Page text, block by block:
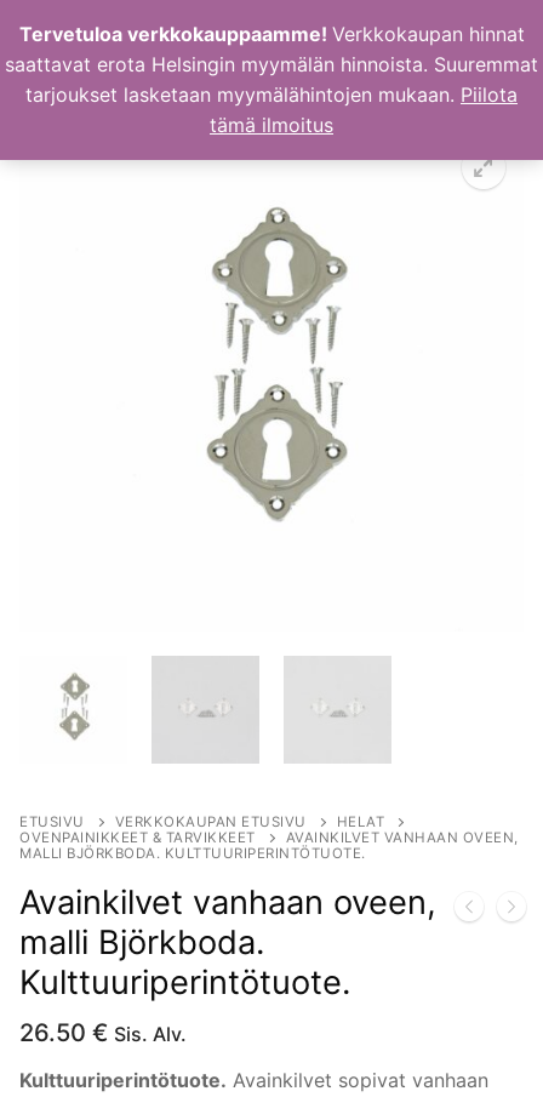
sisältöön
ETUSIVU VERKKOKAUPAN ETUSIVU
HELAT
OVENPAINIKKEET & TARVIKKEET
AVAINKILVET VANHAAN OVEEN,
MALLI BJÖRKBODA. KULTTUURIPERINTÖTUOTE.
Avainkilvet vanhaan oveen,
malli Björkboda.
Kulttuuriperintötuote.
26.50 € Sis. Alv.
Kulttuuriperintötuote. Avainkilvet sopivat vanhaan
Tervetuloa verkkokauppaamme! Verkkokaupan hinnat
saattavat erota Helsingin myymälän hinnoista. Suuremmat
tarjoukset lasketaan myymälähintojen mukaan. Piilota
tämä ilmoitus